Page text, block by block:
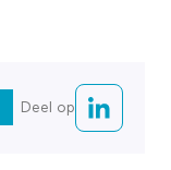
Deel op